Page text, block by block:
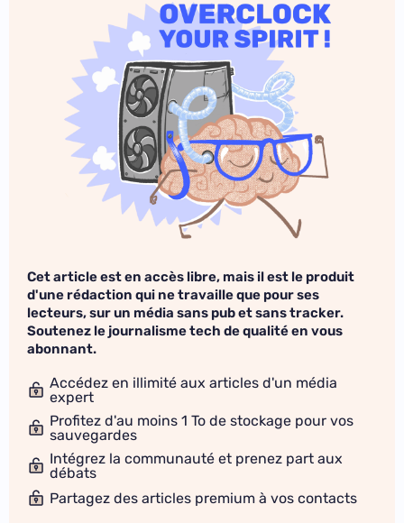
Cet article est en accès libre, mais il est le produit
d'une rédaction qui ne travaille que pour ses
lecteurs, sur un média sans pub et sans tracker.
Soutenez le journalisme tech de qualité en vous
abonnant.
Accédez en illimité aux articles d'un média
expert
Profitez d'au moins 1 To de stockage pour vos
sauvegardes
Intégrez la communauté et prenez part aux
débats
Partagez des articles premium à vos contacts